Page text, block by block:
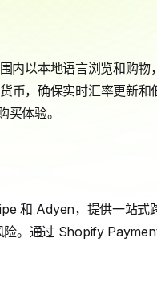
以本地语言浏览和购物
，确保实时汇率更新和
体验。
和 Adyen，提供一站式
。通过 Shopify